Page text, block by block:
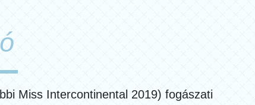
Miss Intercontinental 2019) fogászati